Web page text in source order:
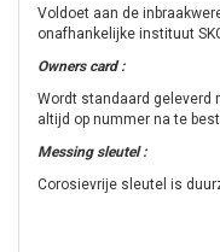
Voldoet aan de
onafhankelijke instituut
Owners card :
Wordt standaard geleverd
altijd op nummer na te
Messing sleutel :
Corosievrije sleutel is